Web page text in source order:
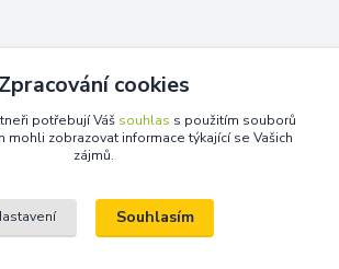
Zpracování cookies
potřebují Váš souhlas s použitím souborů
mohli zobrazovat informace týkající se Vašich
zájmů.
Souhlasím